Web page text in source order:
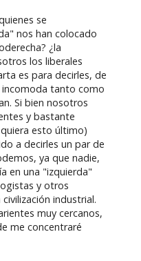
se
nos han colocado
¿la
los liberales
es para decirles, de
tanto como
Si bien nosotros
y bastante
esto último)
a decirles un par de
ya que nadie,
en una "izquierda"
y otros
industrial.
muy cercanos,
me concentraré